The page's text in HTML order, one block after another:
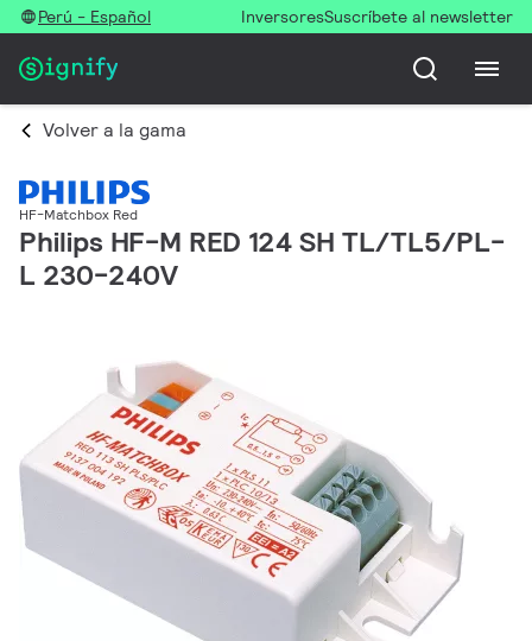
Perú - Español InversoresSuscríbete al newsletter
Volver a la gama
HF-Matchbox Red
Philips HF-M RED 124 SH TL/TL5/PL-
L 230-240V